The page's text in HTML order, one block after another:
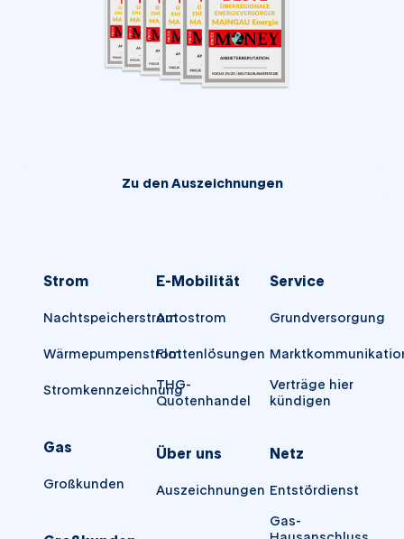
Zu den Auszeichnungen
Strom
Nachtspeicherstrom
Wärmepumpenstrom
Stromkennzeichnung
Gas
Großkunden
E-Mobilität
Autostrom
Flottenlösungen
THG-
Quotenhandel
Über uns
Auszeichnungen
Service
Grundversorgung
Verträge hier
kündigen
Netz
Entstördienst
Gas-